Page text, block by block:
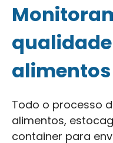
alimentos
Todo o processo
alimentos,
container para